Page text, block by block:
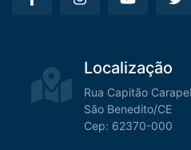
Localização
Rua Capitão
São Benedito/CE
Cep: 62370-000